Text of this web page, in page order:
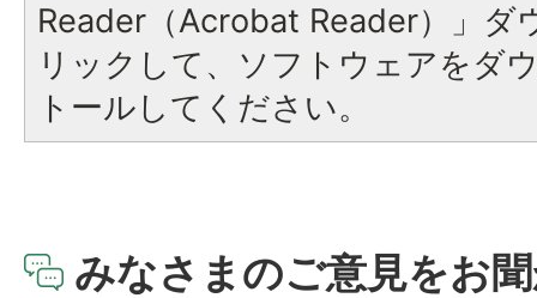
Reader（Acrobat Reader）」ダ
リックして、ソフトウェアをダ
トールしてください。
みなさまのご意見をお